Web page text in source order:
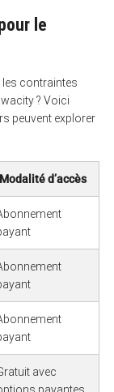
le
contraintes
? Voici
peuvent explorer
Modalité d’accès
avec